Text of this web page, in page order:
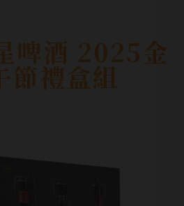
啤酒 2025金
節禮盒組